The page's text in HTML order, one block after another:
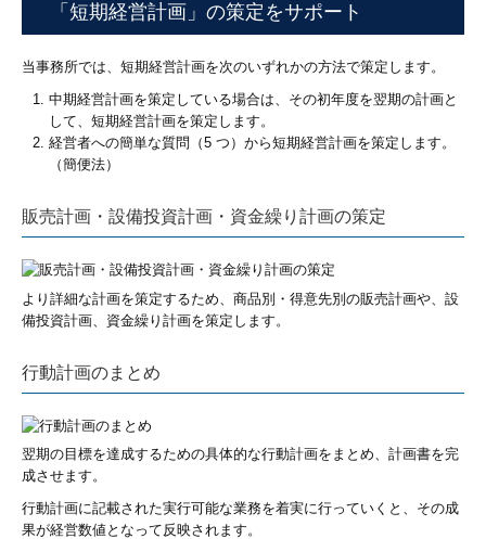
「短期経営計画」の策定をサポート
当事務所では、短期経営計画を次のいずれかの方法で策定します。
中期経営計画を策定している場合は、その初年度を翌期の計画と
して、短期経営計画を策定します。
経営者への簡単な質問（5 つ）から短期経営計画を策定します。
（簡便法）
販売計画・設備投資計画・資金繰り計画の策定
より詳細な計画を策定するため、商品別・得意先別の販売計画や、設
備投資計画、資金繰り計画を策定します。
行動計画のまとめ
翌期の目標を達成するための具体的な行動計画をまとめ、計画書を完
成させます。
行動計画に記載された実行可能な業務を着実に行っていくと、その成
果が経営数値となって反映されます。